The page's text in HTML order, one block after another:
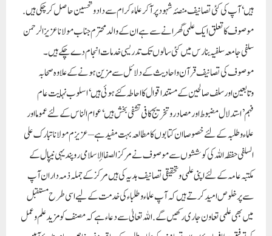
ہیں ‘ آپ کی کئی تصانیف منصۂ شہود پر آکر علماء کرام سے داد وتحسین حاصل کر چکی ہیں .
موصوف کا تعلق ایک علمی گھرانے سے ہے ان کے والد محترم جناب مولانا عزیز الرحمن
سلفی جامعہ سلفیہ بنارس میں کئی سالوں تک تدریسی خدمات انجام دے چکے ہیں۔
موصوف کی تصانیف قرآن و احادیث کے دلائل سے مزین ہونے کے علاوہ صحابہ
وتابعین اور سلف صالحین کے مستند اقوال کا احاطہ کئے ہوئی ہیں ‘اسلوب نہایت عام
فہم’استدلال مضبوط اور مصادر وتخریج کافی تشفی بخش ہیں ‘عوام الناس کے لئے عموما اور
علماء و طلبہ کے لئے خصوصا ان کتابوں کا مطالعہ بہت مفید ہے – عزیزم مولانا تبارک علی
السلفی حفظہ اللہ کی کوششوں سے موصوف نے مرکز الصفا الإسلامى روپندیہی نیپال کے
مکتبہ عامہ کے لئے اپنی علمی و تحقیقی تصانیف ہدیہ کی ہیں مرکز کے جملہ ذمہ داران آپ
سے پر خلوص امید کرتے ہیں کہ آپ علماء و طلباء کی خدمت کے لیے اسی طرح مستقبل
میں بھی علمی تعاون جاری رکھیں گے. اللہ تعالیٰ سے دعاء ہے کہ مصنف کو مزید علم وعمل